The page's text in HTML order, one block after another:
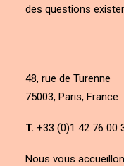
des questions
48, rue de Turenne
75003, Paris, France
T. +33 (0)1 42 76 00
Nous vous